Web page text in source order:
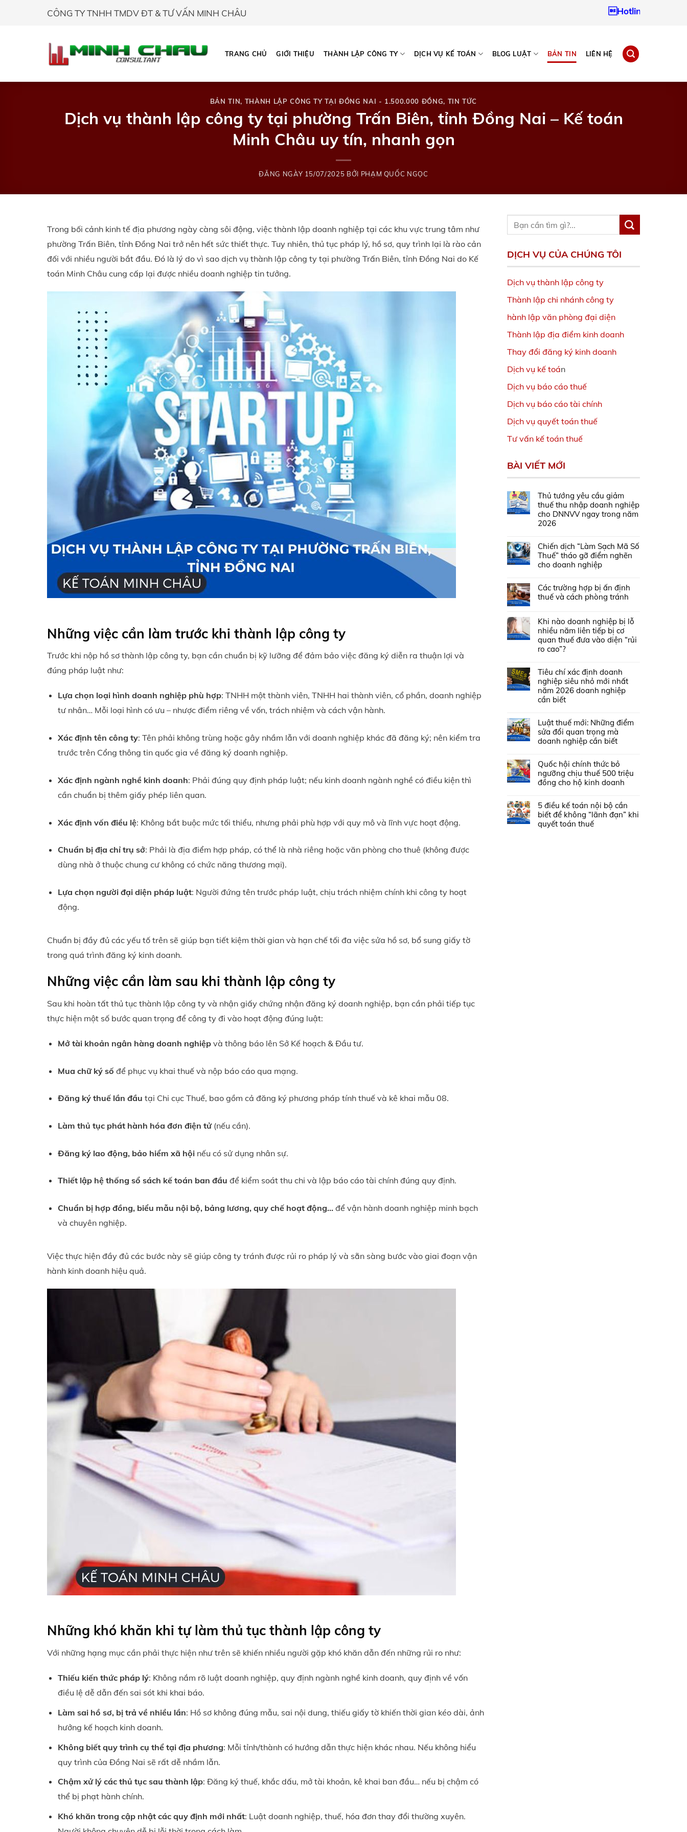
CÔNG TY TNHH TMDV ĐT & TƯ VẤN MINH CHÂU 0937967242
TRANG CHỦ GIỚI THIỆU THÀNH LẬP CÔNG TY DỊCH VỤ KẾ TOÁN BLOG LUẬT BẢN TIN LIÊN HỆ
BẢN TIN, THÀNH LẬP CÔNG TY TẠI ĐỒNG NAI - 1.500.000 ĐỒNG, TIN TỨC
Dịch vụ thành lập công ty tại phường Trấn Biên, tỉnh Đồng Nai – Kế toán
Minh Châu uy tín, nhanh gọn
ĐĂNG NGÀY 15/07/2025 BỞI PHẠM QUỐC NGỌC
Trong bối cảnh kinh tế địa phương ngày càng sôi động, việc thành lập doanh nghiệp tại các khu vực trung tâm như
phường Trấn Biên, tỉnh Đồng Nai trở nên hết sức thiết thực. Tuy nhiên, thủ tục pháp lý, hồ sơ, quy trình lại là rào cản
đối với nhiều người bắt đầu. Đó là lý do vì sao dịch vụ thành lập công ty tại phường Trấn Biên, tỉnh Đồng Nai do Kế
toán Minh Châu cung cấp lại được nhiều doanh nghiệp tin tưởng.
Những việc cần làm trước khi thành lập công ty
Trước khi nộp hồ sơ thành lập công ty, bạn cần chuẩn bị kỹ lưỡng để đảm bảo việc đăng ký diễn ra thuận lợi và
đúng pháp luật như:
Lựa chọn loại hình doanh nghiệp phù hợp: TNHH một thành viên, TNHH hai thành viên, cổ phần, doanh nghiệp
tư nhân… Mỗi loại hình có ưu – nhược điểm riêng về vốn, trách nhiệm và cách vận hành.
Xác định tên công ty: Tên phải không trùng hoặc gây nhầm lẫn với doanh nghiệp khác đã đăng ký; nên kiểm tra
trước trên Cổng thông tin quốc gia về đăng ký doanh nghiệp.
Xác định ngành nghề kinh doanh: Phải đúng quy định pháp luật; nếu kinh doanh ngành nghề có điều kiện thì
cần chuẩn bị thêm giấy phép liên quan.
Xác định vốn điều lệ: Không bắt buộc mức tối thiểu, nhưng phải phù hợp với quy mô và lĩnh vực hoạt động.
Chuẩn bị địa chỉ trụ sở: Phải là địa điểm hợp pháp, có thể là nhà riêng hoặc văn phòng cho thuê (không được
dùng nhà ở thuộc chung cư không có chức năng thương mại).
Lựa chọn người đại diện pháp luật: Người đứng tên trước pháp luật, chịu trách nhiệm chính khi công ty hoạt
động.
Chuẩn bị đầy đủ các yếu tố trên sẽ giúp bạn tiết kiệm thời gian và hạn chế tối đa việc sửa hồ sơ, bổ sung giấy tờ
trong quá trình đăng ký kinh doanh.
Những việc cần làm sau khi thành lập công ty
Sau khi hoàn tất thủ tục thành lập công ty và nhận giấy chứng nhận đăng ký doanh nghiệp, bạn cần phải tiếp tục
thực hiện một số bước quan trọng để công ty đi vào hoạt động đúng luật:
Mở tài khoản ngân hàng doanh nghiệp và thông báo lên Sở Kế hoạch & Đầu tư.
Mua chữ ký số để phục vụ khai thuế và nộp báo cáo qua mạng.
Đăng ký thuế lần đầu tại Chi cục Thuế, bao gồm cả đăng ký phương pháp tính thuế và kê khai mẫu 08.
Làm thủ tục phát hành hóa đơn điện tử(nếu cần).
Đăng ký lao động, bảo hiểm xã hội nếu có sử dụng nhân sự.
Thiết lập hệ thống sổ sách kế toán ban đầu để kiểm soát thu chi và lập báo cáo tài chính đúng quy định.
Chuẩn bị hợp đồng, biểu mẫu nội bộ, bảng lương, quy chế hoạt động… để vận hành doanh nghiệp minh bạch
và chuyên nghiệp.
Việc thực hiện đầy đủ các bước này sẽ giúp công ty tránh được rủi ro pháp lý và sẵn sàng bước vào giai đoạn vận
hành kinh doanh hiệu quả.
Những khó khăn khi tự làm thủ tục thành lập công ty
Với những hạng mục cần phải thực hiện như trên sẽ khiến nhiều người gặp khó khăn dẫn đến những rủi ro như:
Thiếu kiến thức pháp lý: Không nắm rõ luật doanh nghiệp, quy định ngành nghề kinh doanh, quy định về vốn
điều lệ dễ dẫn đến sai sót khi khai báo.
Làm sai hồ sơ, bị trả về nhiều lần: Hồ sơ không đúng mẫu, sai nội dung, thiếu giấy tờ khiến thời gian kéo dài, ảnh
hưởng kế hoạch kinh doanh.
Không biết quy trình cụ thể tại địa phương: Mỗi tỉnh/thành có hướng dẫn thực hiện khác nhau. Nếu không hiểu
quy trình của Đồng Nai sẽ rất dễ nhầm lẫn.
Chậm xử lý các thủ tục sau thành lập: Đăng ký thuế, khắc dấu, mở tài khoản, kê khai ban đầu… nếu bị chậm có
thể bị phạt hành chính.
Khó khăn trong cập nhật các quy định mới nhất: Luật doanh nghiệp, thuế, hóa đơn thay đổi thường xuyên.
DỊCH VỤ CỦA CHÚNG TÔI
Dịch vụ thành lập công ty
Thành lập chi nhánh công ty
hành lập văn phòng đại diện
Thành lập địa điểm kinh doanh
Thay đổi đăng ký kinh doanh
Dịch vụ kế toán
Dịch vụ báo cáo thuế
Dịch vụ báo cáo tài chính
Dịch vụ quyết toán thuế
Tư vấn kế toán thuế
BÀI VIẾT MỚI
Thủ tướng yêu cầu giảm
thuế thu nhập doanh nghiệp
cho DNNVV ngay trong năm
2026
Chiến dịch “Làm Sạch Mã Số
Thuế” tháo gỡ điểm nghẽn
cho doanh nghiệp
Các trường hợp bị ấn định
thuế và cách phòng tránh
Khi nào doanh nghiệp bị lỗ
nhiều năm liên tiếp bị cơ
quan thuế đưa vào diện “rủi
ro cao”?
Tiêu chí xác định doanh
nghiệp siêu nhỏ mới nhất
năm 2026 doanh nghiệp
cần biết
Luật thuế mới: Những điểm
sửa đổi quan trọng mà
doanh nghiệp cần biết
Quốc hội chính thức bỏ
ngưỡng chịu thuế 500 triệu
đồng cho hộ kinh doanh
5 điều kế toán nội bộ cần
biết để không “lãnh đạn” khi
quyết toán thuế